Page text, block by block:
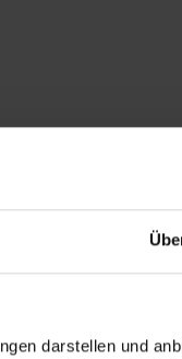
darstellen und